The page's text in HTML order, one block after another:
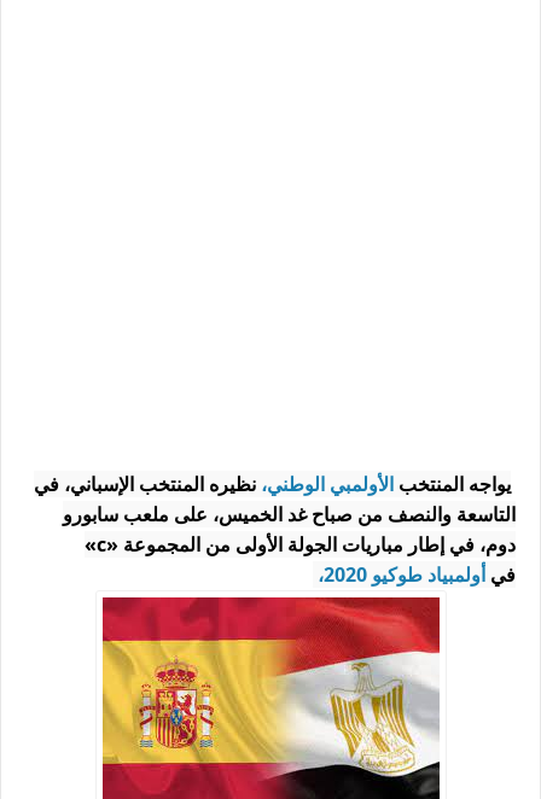
يواجه المنتخب الأولمبي الوطني، نظيره المنتخب الإسباني، في
التاسعة والنصف من صباح غد الخميس، على ملعب سابورو
دوم، في إطار مباريات الجولة الأولى من المجموعة «c»
في أولمبياد طوكيو 2020،